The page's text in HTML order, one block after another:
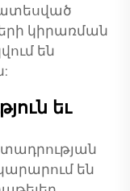
կիրառման
են
եւ
են